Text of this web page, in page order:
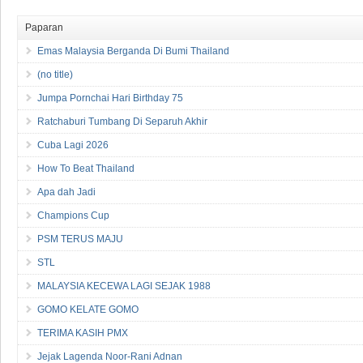
Paparan
Emas Malaysia Berganda Di Bumi Thailand
(no title)
Jumpa Pornchai Hari Birthday 75
Ratchaburi Tumbang Di Separuh Akhir
Cuba Lagi 2026
How To Beat Thailand
Apa dah Jadi
Champions Cup
PSM TERUS MAJU
STL
MALAYSIA KECEWA LAGI SEJAK 1988
GOMO KELATE GOMO
TERIMA KASIH PMX
Jejak Lagenda Noor-Rani Adnan